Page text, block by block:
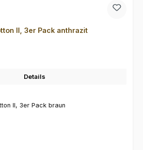
II, 3er Pack anthrazit
Details